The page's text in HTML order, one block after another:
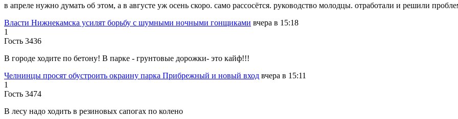
в апреле нужно думать об этом, а в августе уж осень скоро. само рассосётся. руководство молодцы. отработали и решили
Власти Нижнекамска усилят борьбу с шумными ночными гонщиками вчера в 15:18
1
Гость 3436
В городе ходите по бетону! В парке - грунтовые дорожки- это кайф!!!
Челнинцы просят обустроить окраину парка Прибрежный и новый вход вчера в 15:11
1
Гость 3474
В лесу надо ходить в резиновых сапогах по колено